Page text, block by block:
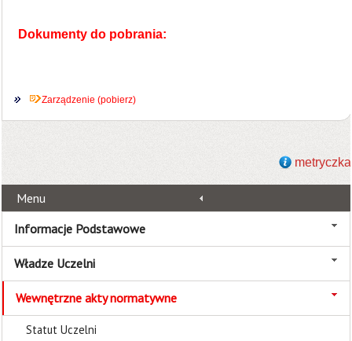
Dokumenty do pobrania:
Zarządzenie (pobierz)
metryczka
Menu
Informacje Podstawowe
Władze Uczelni
Wewnętrzne akty normatywne
Statut Uczelni